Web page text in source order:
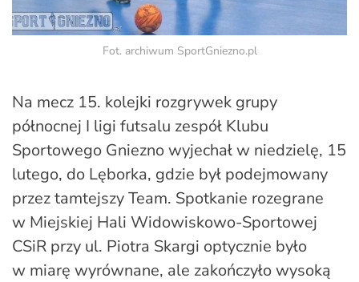
Fot. archiwum SportGniezno.pl
Na mecz 15. kolejki rozgrywek grupy
północnej I ligi futsalu zespół Klubu
Sportowego Gniezno wyjechał w niedzielę, 15
lutego, do Lęborka, gdzie był podejmowany
przez tamtejszy Team. Spotkanie rozegrane
w Miejskiej Hali Widowiskowo-Sportowej
CSiR przy ul. Piotra Skargi optycznie było
w miarę wyrównane, ale zakończyło wysoką